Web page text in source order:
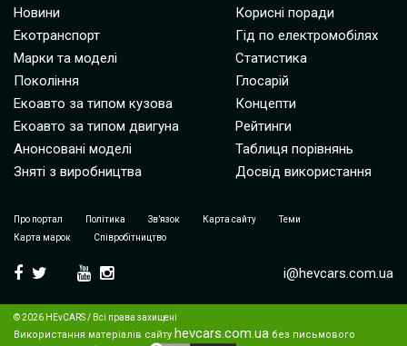
Новини
Екотранспорт
Марки та моделі
Покоління
Екоавто за типом кузова
Екоавто за типом двигуна
Анонсовані моделі
Зняті з виробництва
Корисні поради
Гід по електромобілях
Статистика
Глосарій
Концепти
Рейтинги
Таблиця порівнянь
Досвід використання
Про портал Політика Зв’язок Карта сайту
Теми
Карта марок
Співробітництво
i@hevcars.com.ua
© 2026 HEvCARS / Всі права захищені
Використання матеріалів сайту hevcars.com.ua без письмового